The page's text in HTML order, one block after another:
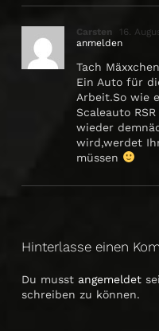
Carsten 16.
anmelden
Tach Mäxxchen
Ein Auto für
Arbeit.So wie
Scaleauto
wieder
wird,werdet
müssen
Hinterlasse einen
Du musst angemeldet
schreiben zu können.